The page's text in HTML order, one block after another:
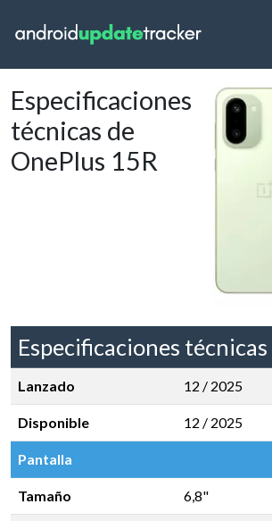
Especificaciones
técnicas de
OnePlus 15R
Especificaciones técnicas
Lanzado 12 / 2025
Disponible 12 / 2025
Pantalla
Tamaño 6,8"